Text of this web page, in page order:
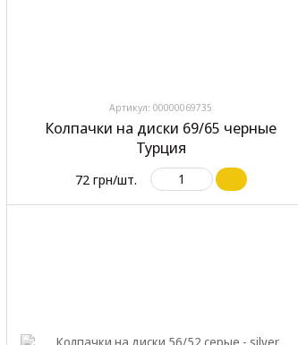
Артикул: 00000069735
Колпачки на диски 69/65 черные
Турция
72 грн/шт.